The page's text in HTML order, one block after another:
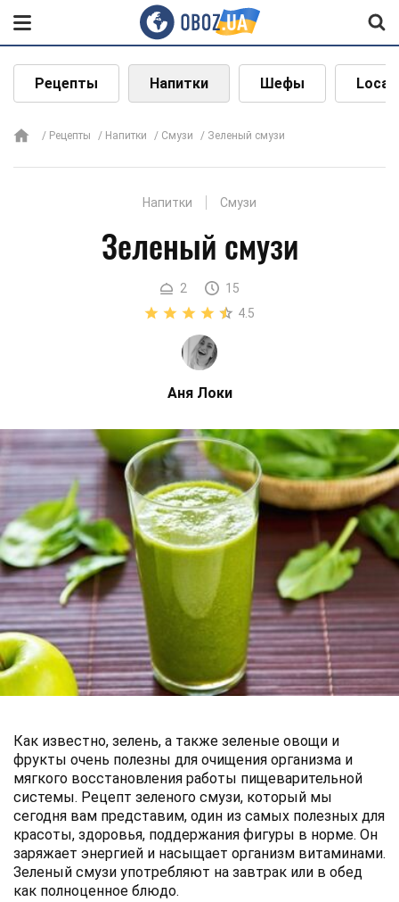
Рецепты Напитки Шефы Local
Рецепты Напитки Смузи Зеленый смузи
Напитки Смузи
Зеленый смузи
2
15
4.5
Аня Локи
Как известно, зелень, а также зеленые овощи и
фрукты очень полезны для очищения организма и
мягкого восстановления работы пищеварительной
системы. Рецепт зеленого смузи, который мы
сегодня вам представим, один из самых полезных для
красоты, здоровья, поддержания фигуры в норме. Он
заряжает энергией и насыщает организм витаминами.
Зеленый смузи употребляют на завтрак или в обед
как полноценное блюдо.